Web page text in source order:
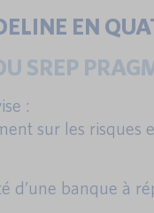
EN
SREP
:
sur les risques
d’une banque à